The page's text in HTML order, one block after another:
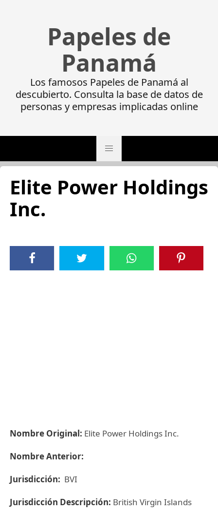
Papeles de
Panamá
Los famosos Papeles de Panamá al
descubierto. Consulta la base de datos de
personas y empresas implicadas online
Elite Power Holdings
Inc.
Nombre Original: Elite Power Holdings Inc.
Nombre Anterior:
Jurisdicción: BVI
Jurisdicción Descripción: British Virgin Islands